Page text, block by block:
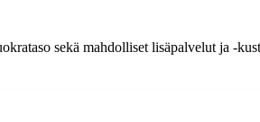
sekä mahdolliset lisäpalvelut ja -